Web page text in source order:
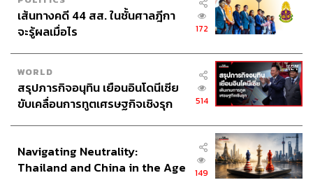
เส้นทางคดี 44 สส. ในชั้นศาลฎีกา
จะรู้ผลเมื่อไร
172
WORLD
สรุปภารกิจอนุทิน เยือนอินโดนีเซีย
ขับเคลื่อนการทูตเศรษฐกิจเชิงรุก
514
Navigating Neutrality:
Thailand and China in the Age
149